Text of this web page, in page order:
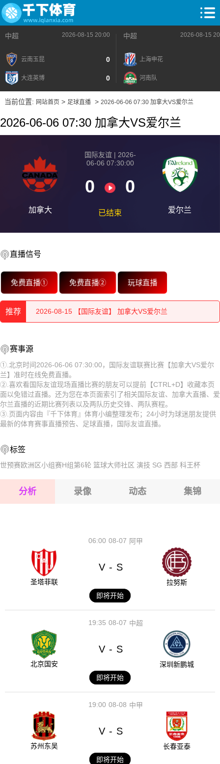
中超 2026-08-15 20:00
云南玉昆 0
大连英博 0
中超 2026-08-15
上海申花
河南队
当前位置: 网站首页> 足球直播> 2026-06-06 07:30 加拿大VS爱尔兰
2026-06-06 07:30 加拿大VS爱尔兰
加拿大
国际友谊 | 2026-
06-06 07:30:00
0 0
已结束 爱尔兰
直播信号
免费直播① 免费直播② 玩球直播
推荐
2026-08-15 【国际友谊】 加拿大VS爱尔兰
2026-08-15 【国际友谊】 加拿大VS爱尔兰
2026-08-15 【国际友谊】 加拿大VS爱尔兰
2026-08-15 【国际友谊】 加拿大VS爱尔兰
2026-08-15 【国际友谊】 加拿大VS爱尔兰
2026-08-15 【国际友谊】 加拿大VS爱尔兰
2026-08-15 【国际友谊】 加拿大VS爱尔兰
2026-08-15 【国际友谊】 加拿大VS爱尔兰
2026-08-15 【国际友谊】 加拿大VS爱尔兰
赛事源
①.北京时间2026-06-06 07:30:00，国际友谊联赛比赛【加拿大VS爱尔
兰】准时在线免费直播。
②.喜欢看国际友谊现场直播比赛的朋友可以提前【CTRL+D】收藏本页
面以免错过直播。还为您在本页面索引了相关国际友谊、加拿大直播、爱
尔兰直播的近期比赛列表以及两队历史交锋、两队赛程。
③.页面内容由『千下体育』体育小编整理发布；24小时为球迷朋友提供
最新的体育赛事直播预告、足球直播，国际友谊直播。
标签
世预赛欧洲区小组赛H组第6轮 篮球大师社区 演技 SG 西部 科王杯
分析 录像 动态 集锦
08-07
06:00 阿甲
圣塔菲联
V - S
拉努斯
即将开始
08-07
19:35 中超
北京国安
V - S
深圳新鹏城
即将开始
08-08
19:00 中甲
苏州东吴
V - S
长春亚泰
即将开始